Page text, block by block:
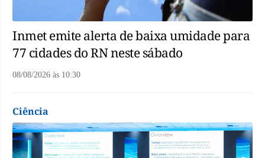
Inmet emite alerta de baixa umidade para
77 cidades do RN neste sábado
08/08/2026 às 10:30
Ciência